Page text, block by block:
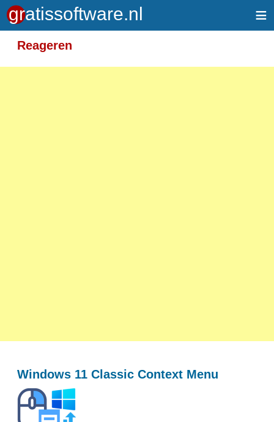
≡
Reageren
Windows 11 Classic Context Menu